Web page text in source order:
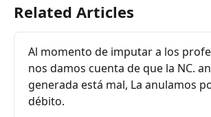
Related Articles
Al momento de imputar a los
nos damos cuenta de que la NC.
generada está mal, La anulamos
débito.